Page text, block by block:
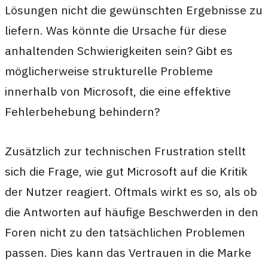
Lösungen nicht die gewünschten Ergebnisse zu
liefern. Was könnte die Ursache für diese
anhaltenden Schwierigkeiten sein? Gibt es
möglicherweise strukturelle Probleme
innerhalb von Microsoft, die eine effektive
Fehlerbehebung behindern?
Zusätzlich zur technischen Frustration stellt
sich die Frage, wie gut Microsoft auf die Kritik
der Nutzer reagiert. Oftmals wirkt es so, als ob
die Antworten auf häufige Beschwerden in den
Foren nicht zu den tatsächlichen Problemen
passen. Dies kann das Vertrauen in die Marke